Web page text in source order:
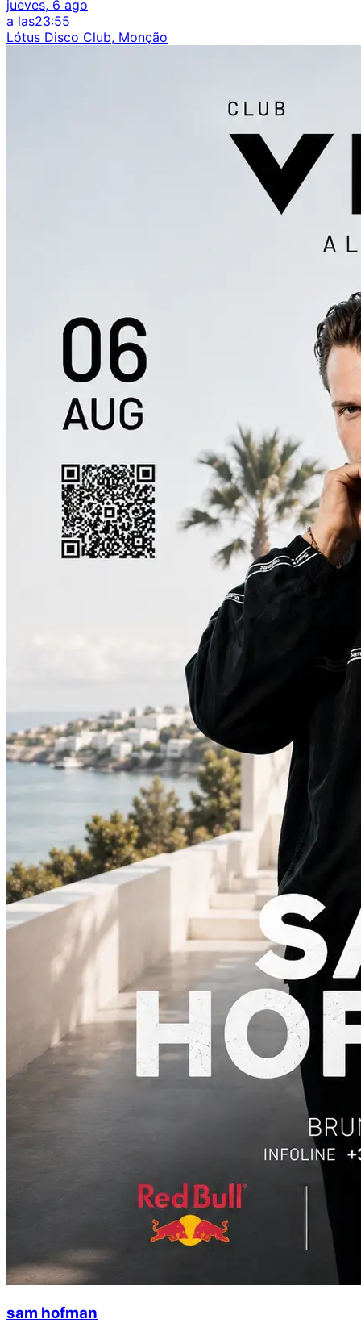
jueves, 6 ago
a las23:55
Lótus Disco Club, Monção
sam hofman